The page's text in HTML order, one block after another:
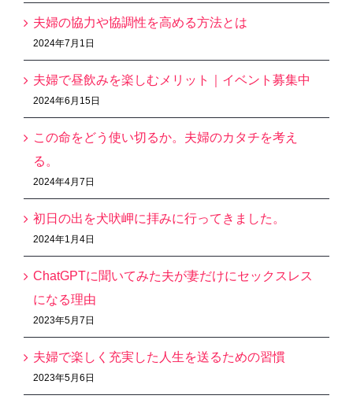
夫婦の協力や協調性を高める方法とは
2024年7月1日
夫婦で昼飲みを楽しむメリット｜イベント募集中
2024年6月15日
この命をどう使い切るか。夫婦のカタチを考え
る。
2024年4月7日
初日の出を犬吠岬に拝みに行ってきました。
2024年1月4日
ChatGPTに聞いてみた夫が妻だけにセックスレス
になる理由
2023年5月7日
夫婦で楽しく充実した人生を送るための習慣
2023年5月6日